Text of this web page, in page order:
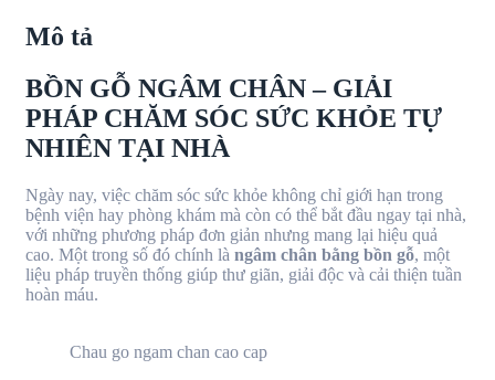
Mô tả
BỒN GỖ NGÂM CHÂN – GIẢI
PHÁP CHĂM SÓC SỨC KHỎE TỰ
NHIÊN TẠI NHÀ
Ngày nay, việc chăm sóc sức khỏe không chỉ giới hạn trong
bệnh viện hay phòng khám mà còn có thể bắt đầu ngay tại nhà,
với những phương pháp đơn giản nhưng mang lại hiệu quả
cao. Một trong số đó chính là ngâm chân bằng bồn gỗ, một
liệu pháp truyền thống giúp thư giãn, giải độc và cải thiện tuần
hoàn máu.
Chau go ngam chan cao cap